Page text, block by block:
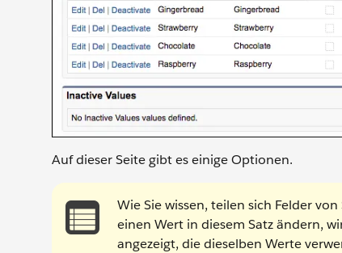
Auf dieser Seite gibt es einige Optionen.
Wie Sie wissen, teilen sich Felder
einen Wert in diesem Satz ändern,
angezeigt, die dieselben Werte